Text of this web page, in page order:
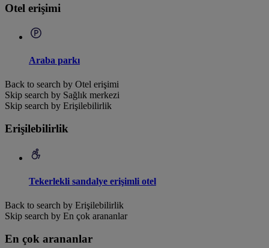
Otel erişimi
Araba parkı
Back to search by Otel erişimi
Skip search by Sağlık merkezi
Skip search by Erişilebilirlik
Erişilebilirlik
Tekerlekli sandalye erişimli otel
Back to search by Erişilebilirlik
Skip search by En çok arananlar
En çok arananlar